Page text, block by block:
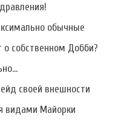
обычные
собственном Добби?
своей внешности
видами Майорки